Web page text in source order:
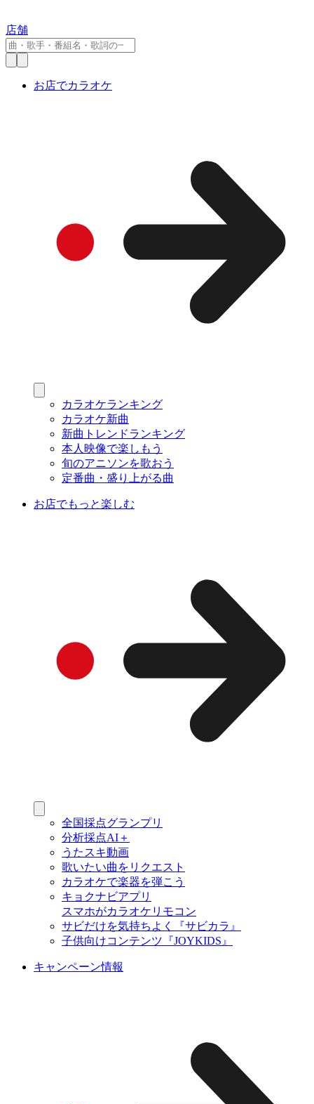
店舗
お店でカラオケ
カラオケランキング
カラオケ新曲
新曲トレンドランキング
本人映像で楽しもう
旬のアニソンを歌おう
定番曲・盛り上がる曲
お店でもっと楽しむ
全国採点グランプリ
分析採点AI＋
うたスキ動画
歌いたい曲をリクエスト
カラオケで楽器を弾こう
キョクナビアプリ
スマホがカラオケリモコン
サビだけを気持ちよく『サビカラ』
子供向けコンテンツ『JOYKIDS』
キャンペーン情報